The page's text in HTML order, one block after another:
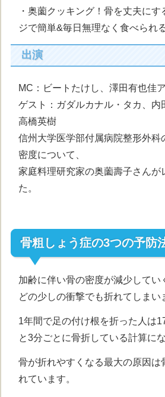
・奥薗クッキング！骨を丈夫に
ジで簡単&毎日無理なく食べられ
出演
MC：ビートたけし、澤田有也佳
ゲスト：ガダルカナル・タカ、内
高橋英樹
信州大学医学部付属病院整形外科
密度について、
家庭料理研究家の奥薗壽子さんが
た。
骨粗しょう症の3つの予防
加齢に伴い骨の密度が減少してい
どの少しの衝撃でも折れてしまい
1年間で足の付け根を折った人は
と3分ごとに骨折している計算に
骨が折れやすくなる最大の原因は
れています。